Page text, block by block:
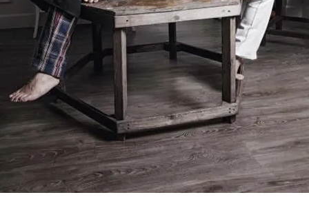
VIDEO
TV
PRINCIPATO
DI
MONACO
RMC
CONSIGLIA